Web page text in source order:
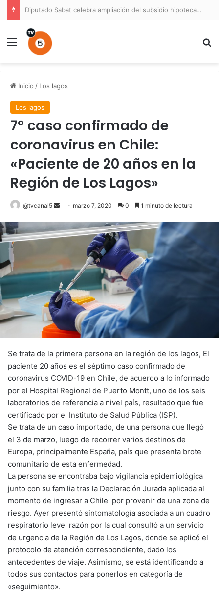
Diputado Sabat celebra ampliación del subsidio hipotecario con viviendas de hasta 6.000 UF
Menú
Inicio / Los lagos
Los lagos
7° caso confirmado de
coronavirus en Chile:
«Paciente de 20 años en la
Región de Los Lagos»
@tvcanal5
Send
email
marzo 7, 2020 0 1 minuto de lectura
Se trata de la primera persona en la región de los lagos, El
paciente 20 años es el séptimo caso confirmado de
coronavirus COVID-19 en Chile, de acuerdo a lo informado
por el Hospital Regional de Puerto Montt, uno de los seis
laboratorios de referencia a nivel país, resultado que fue
certificado por el Instituto de Salud Pública (ISP).
Se trata de un caso importado, de una persona que llegó
el 3 de marzo, luego de recorrer varios destinos de
Europa, principalmente España, país que presenta brote
comunitario de esta enfermedad.
La persona se encontraba bajo vigilancia epidemiológica
junto con su familia tras la Declaración Jurada aplicada al
momento de ingresar a Chile, por provenir de una zona de
riesgo. Ayer presentó sintomatología asociada a un cuadro
respiratorio leve, razón por la cual consultó a un servicio
de urgencia de la Región de Los Lagos, donde se aplicó el
protocolo de atención correspondiente, dado los
antecedentes de viaje. Asimismo, se está identificando a
todos sus contactos para ponerlos en categoría de
«seguimiento».